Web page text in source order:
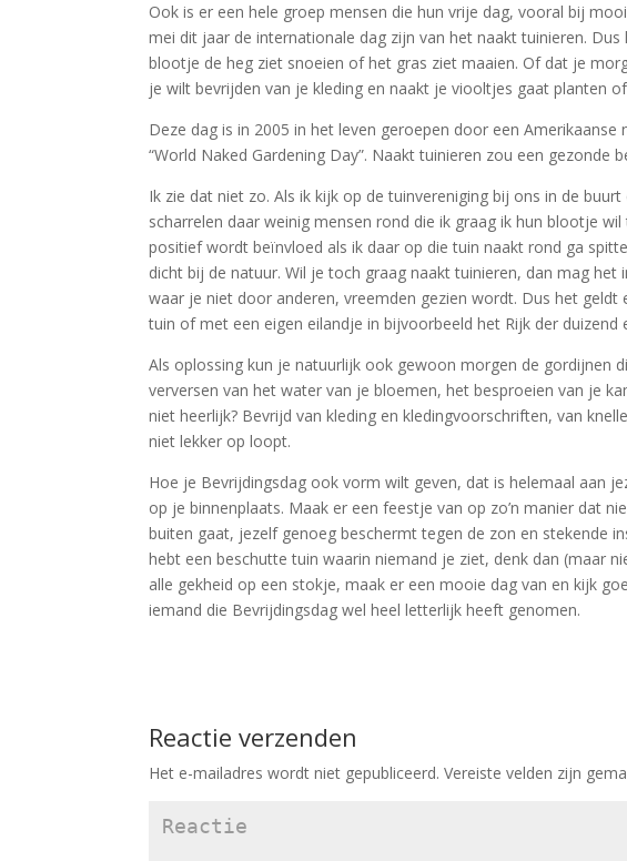
Ook is er een hele groep mensen die hun vrije dag, vooral bij
mei dit jaar de internationale dag zijn van het naakt tuinieren.
blootje de heg ziet snoeien of het gras ziet maaien. Of dat je
je wilt bevrijden van je kleding en naakt je viooltjes gaat planten
Deze dag is in 2005 in het leven geroepen door een
“World Naked Gardening Day”. Naakt tuinieren zou een gezonde
Ik zie dat niet zo. Als ik kijk op de tuinvereniging bij ons in de
scharrelen daar weinig mensen rond die ik graag ik hun blootje
positief wordt beïnvloed als ik daar op die tuin naakt rond ga
dicht bij de natuur. Wil je toch graag naakt tuinieren, dan mag
waar je niet door anderen, vreemden gezien wordt. Dus het
tuin of met een eigen eilandje in bijvoorbeeld het Rijk der duizend
Als oplossing kun je natuurlijk ook gewoon morgen de gordijnen
verversen van het water van je bloemen, het besproeien van je
niet heerlijk? Bevrijd van kleding en kledingvoorschriften, van
niet lekker op loopt.
Hoe je Bevrijdingsdag ook vorm wilt geven, dat is helemaal aan
op je binnenplaats. Maak er een feestje van op zo’n manier dat
buiten gaat, jezelf genoeg beschermt tegen de zon en stekende
hebt een beschutte tuin waarin niemand je ziet, denk dan (maar
alle gekheid op een stokje, maak er een mooie dag van en kijk
iemand die Bevrijdingsdag wel heel letterlijk heeft genomen.
Reactie verzenden
Het e-mailadres wordt niet gepubliceerd. Vereiste velden zijn